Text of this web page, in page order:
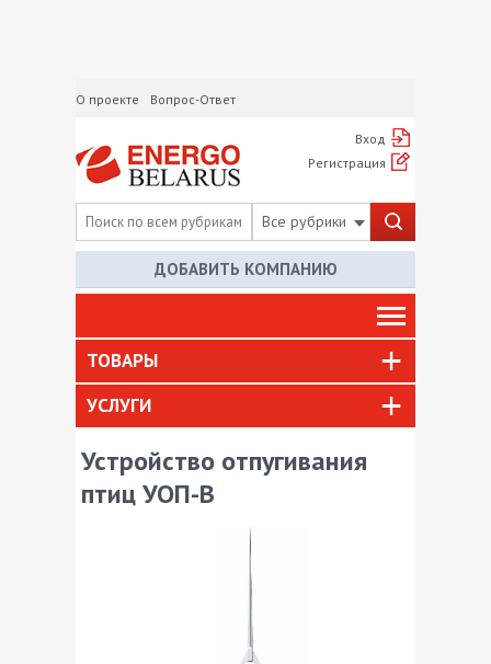
О проекте Вопрос-Ответ
Вход
Регистрация
Все рубрики
ДОБАВИТЬ КОМПАНИЮ
ТОВАРЫ
УСЛУГИ
Устройство отпугивания
птиц УОП-В